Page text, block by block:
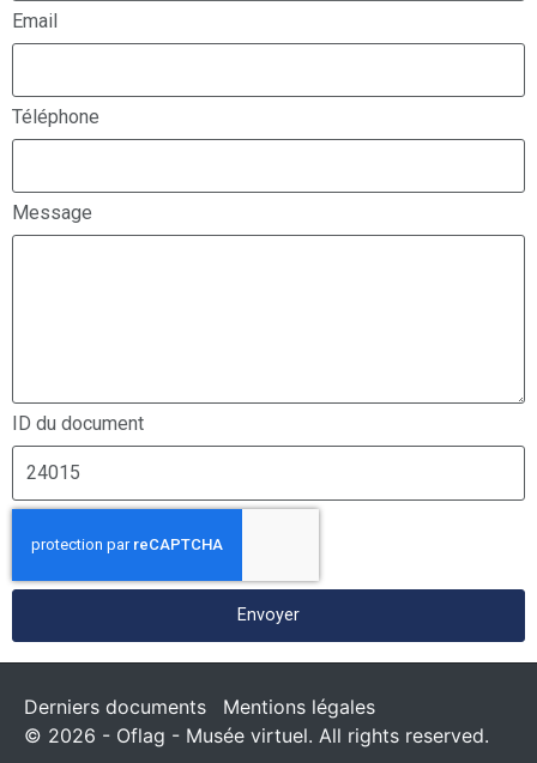
Email
Téléphone
Message
ID du document
Envoyer
Derniers documents
Mentions légales
© 2026 - Oflag - Musée virtuel. All rights reserved.